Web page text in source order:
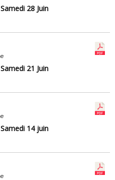
28 Juin
21 Juin
14 juin